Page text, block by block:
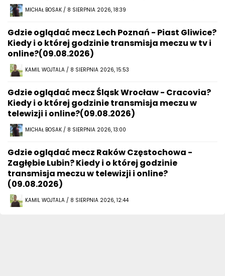
MICHAŁ BOSAK / 8 SIERPNIA 2026, 18:39
Gdzie oglądać mecz Lech Poznań - Piast Gliwice?
Kiedy i o której godzinie transmisja meczu w tv i
online?(09.08.2026)
KAMIL WOJTALA / 8 SIERPNIA 2026, 15:53
Gdzie oglądać mecz Śląsk Wrocław - Cracovia?
Kiedy i o której godzinie transmisja meczu w
telewizji i online?(09.08.2026)
MICHAŁ BOSAK / 8 SIERPNIA 2026, 13:00
Gdzie oglądać mecz Raków Częstochowa -
Zagłębie Lubin? Kiedy i o której godzinie
transmisja meczu w telewizji i online?
(09.08.2026)
KAMIL WOJTALA / 8 SIERPNIA 2026, 12:44